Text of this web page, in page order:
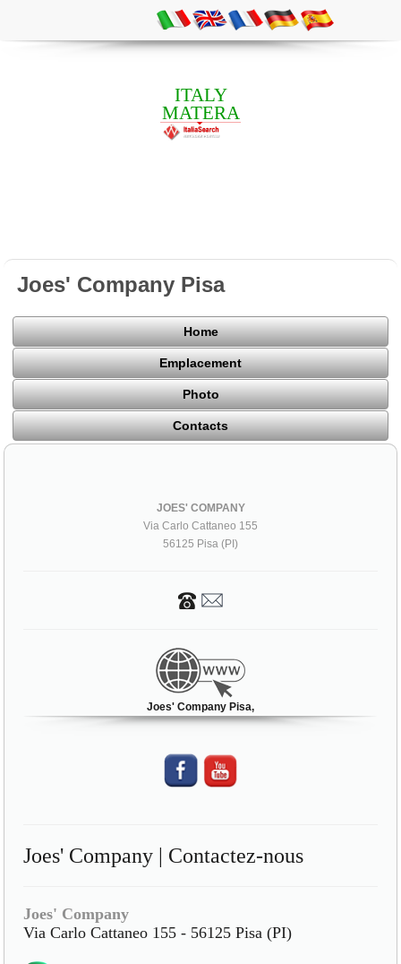
ITALY
MATERA
Joes' Company Pisa
Home
Emplacement
Photo
Contacts
JOES' COMPANY
Via Carlo Cattaneo 155
56125 Pisa (PI)
Joes' Company Pisa,
Joes' Company | Contactez-nous
Joes' Company
Via Carlo Cattaneo 155 - 56125 Pisa (PI)